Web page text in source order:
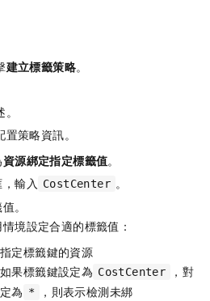
建立標籤策略。
置策略資訊。
資源綁定指定標籤值。
輸入 CostCenter 。
。
境設定合適的標籤值：
定標籤鍵的資源
果標籤鍵設定為 CostCenter
，對
為 *
，則表示檢測未綁